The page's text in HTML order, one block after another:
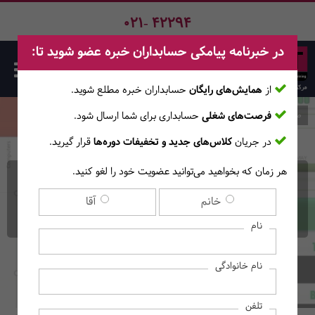
021- 42294
دوره حضوری اکسل پیشرفته
با رویکرد طراحی داشبورد
صفحه اصلی دوره‌ها
در خبرنامه پیامکی حسابداران خبره عضو شوید تا:
از همایش‌های رایگان حسابداران خبره مطلع ‎شوید.
فرصت‌های شغلی حسابداری برای شما ارسال شود.
در جریانکلاس‌های جدید و تخفیفات دوره‌هاقرار گیرید.
هر زمان که بخواهید می‌توانید عضویت خود را لغو کنید.
خانم آقا
نام
نام خانوادگی
تلفن